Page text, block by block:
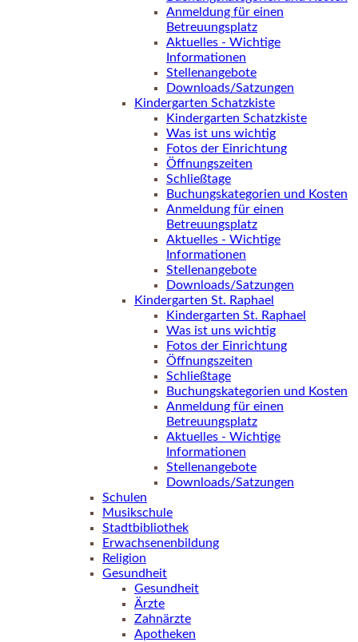
Anmeldung für einen
Betreuungsplatz
Aktuelles - Wichtige
Informationen
Stellenangebote
Downloads/Satzungen
Kindergarten Schatzkiste
Kindergarten Schatzkiste
Was ist uns wichtig
Fotos der Einrichtung
Öffnungszeiten
Schließtage
Buchungskategorien und Kosten
Anmeldung für einen
Betreuungsplatz
Aktuelles - Wichtige
Informationen
Stellenangebote
Downloads/Satzungen
Kindergarten St. Raphael
Kindergarten St. Raphael
Was ist uns wichtig
Fotos der Einrichtung
Öffnungszeiten
Schließtage
Buchungskategorien und Kosten
Anmeldung für einen
Betreuungsplatz
Aktuelles - Wichtige
Informationen
Stellenangebote
Downloads/Satzungen
Schulen
Musikschule
Stadtbibliothek
Erwachsenenbildung
Religion
Gesundheit
Gesundheit
Ärzte
Zahnärzte
Apotheken